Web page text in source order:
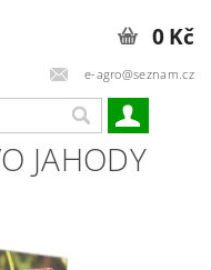
e-agro@seznam.cz
0 Kč
JAHODY